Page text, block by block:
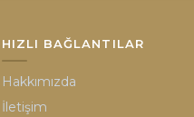
HIZLI BAĞLANTILAR
Hakkımızda
İletişim